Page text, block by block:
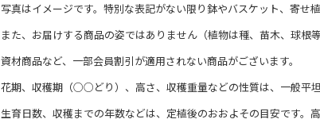
写真はイメージです。特別な表記がない限り鉢やバスケット、寄せ
また、お届けする商品の姿ではありません（植物は種、苗木、球根
資材商品など、一部会員割引が適用されない商品がございます。
花期、収穫期（○○どり）、高さ、収穫重量などの性質は、一般平
生育日数、収穫までの年数などは、定植後のおおよその目安です。